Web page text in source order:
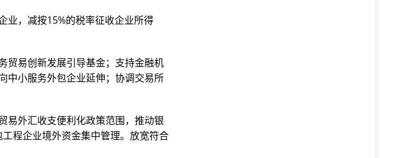
业，减按15%的税率征收企业所得
贸易创新发展引导基金；支持金融机
中小服务外包企业延伸；协调交易所
易外汇收支便利化政策范围，推动银
工程企业境外资金集中管理。放宽符合